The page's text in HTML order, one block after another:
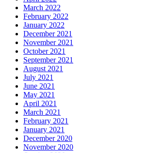
March 2022
February 2022
January 2022
December 2021
November 2021
October 2021
September 2021
August 2021
July 2021
June 2021
May 2021
April 2021
March 2021
February 2021
January 2021
December 2020
November 2020